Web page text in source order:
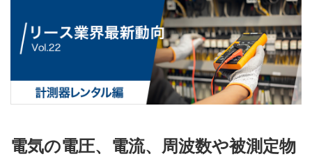
電気の電圧、電流、周波数や被測定物